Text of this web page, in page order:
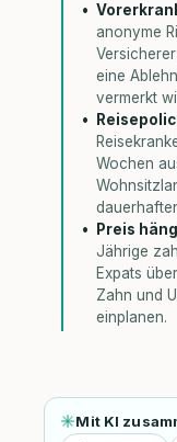
anonyme
eine
vermerkt
Wochen
Preis
Jährige
Expats
Zahn und
einplanen.
Mit KI